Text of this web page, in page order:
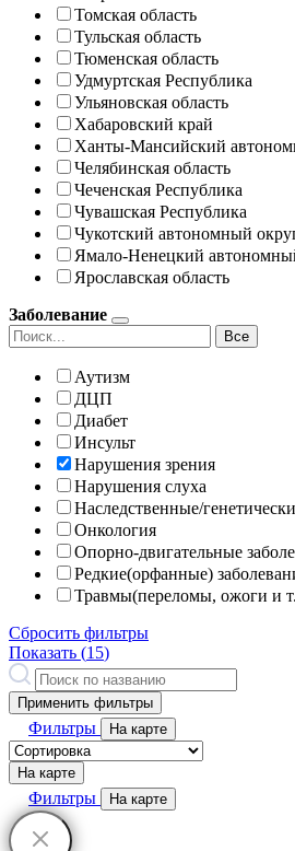
Томская область
Тульская область
Тюменская область
Удмуртская Республика
Ульяновская область
Хабаровский край
Ханты-Мансийский
Челябинская область
Чеченская Республика
Чувашская Республика
Чукотский автономный
Ямало-Ненецкий
Ярославская область
Заболевание
Все
Аутизм
ДЦП
Диабет
Инсульт
Нарушения зрения
Нарушения слуха
Наследственные/
Онкология
Опорно-двигательные
Редкие(орфанные)
Травмы(переломы, ожоги и
Сбросить фильтры
Показать (15)
Применить фильтры
Фильтры На карте
На карте
Фильтры На карте